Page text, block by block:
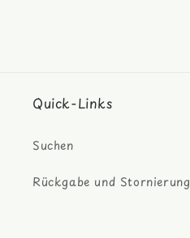
Quick-Links
Suchen
Rückgabe und Stornierung